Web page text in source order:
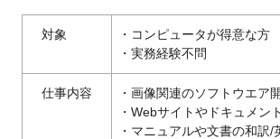
対象
・コンピュータが得意な方
・実務経験不問
仕事内容
・画像関連のソフトウエア
・Webサイトやドキュメン
・マニュアルや文書の和訳/